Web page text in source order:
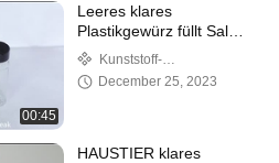
00:45
Leeres klares
Plastikgewürz füllt Salz
Shaker Seasoning Jars
Bulk HAUSTIER 100Ml
250Ml ab
Kunststoff-
Gewürzflasche
December 25, 2023
HAUSTIER klares